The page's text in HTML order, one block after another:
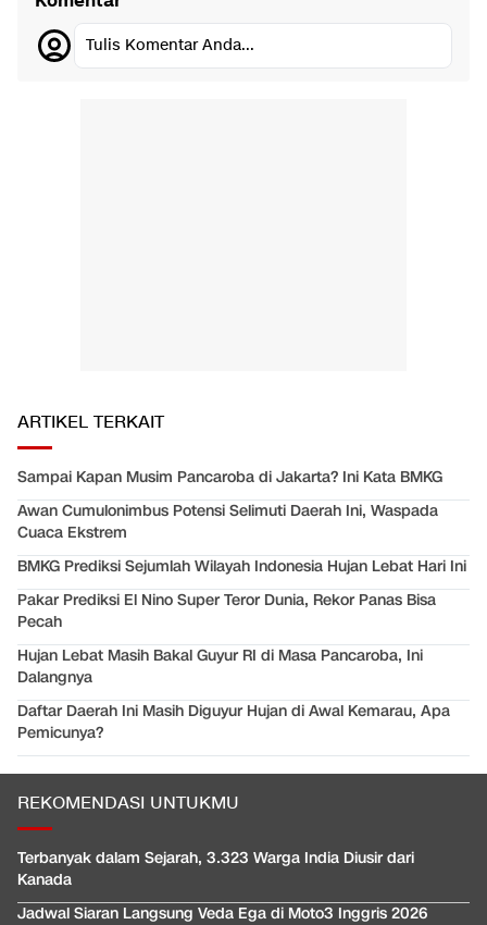
Tulis Komentar Anda...
ARTIKEL TERKAIT
Sampai Kapan Musim Pancaroba di Jakarta? Ini Kata BMKG
Awan Cumulonimbus Potensi Selimuti Daerah Ini, Waspada
Cuaca Ekstrem
BMKG Prediksi Sejumlah Wilayah Indonesia Hujan Lebat Hari Ini
Pakar Prediksi El Nino Super Teror Dunia, Rekor Panas Bisa
Pecah
Hujan Lebat Masih Bakal Guyur RI di Masa Pancaroba, Ini
Dalangnya
Daftar Daerah Ini Masih Diguyur Hujan di Awal Kemarau, Apa
Pemicunya?
REKOMENDASI UNTUKMU
Terbanyak dalam Sejarah, 3.323 Warga India Diusir dari
Kanada
Jadwal Siaran Langsung Veda Ega di Moto3 Inggris 2026